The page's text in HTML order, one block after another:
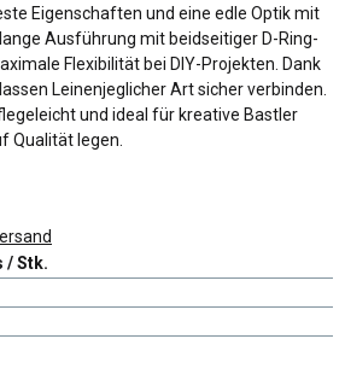
Eigenschaften und eine edle Optik mit
Ausführung mit beidseitiger D-Ring-
Flexibilität bei DIY-Projekten. Dank
Leinenjeglicher Art sicher verbinden.
und ideal für kreative Bastler
Qualität legen.
/ Stk.